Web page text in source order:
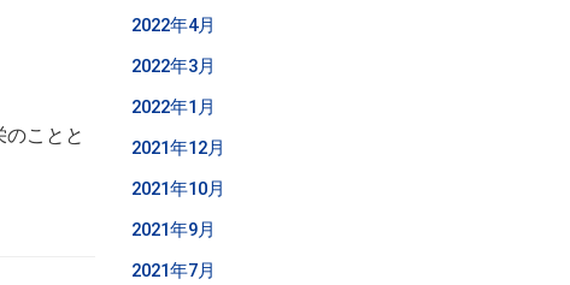
ことと
2022年4月
2022年3月
2022年1月
2021年12月
2021年10月
2021年9月
2021年7月